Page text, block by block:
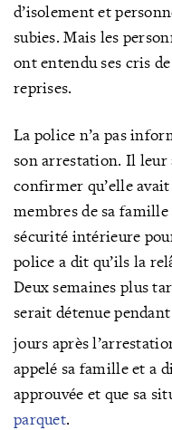
d’isolement et
subies. Mais les
ont entendu ses cris
reprises.
La police n’a pas
son arrestation. Il
confirmer qu’elle
membres de sa
sécurité intérieure
police a dit qu’ils la
Deux semaines plus
serait détenue
jours après
appelé sa famille et a
approuvée et que sa
parquet.